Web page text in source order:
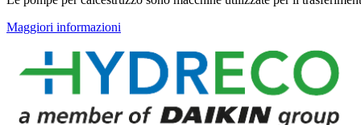
Maggiori informazioni